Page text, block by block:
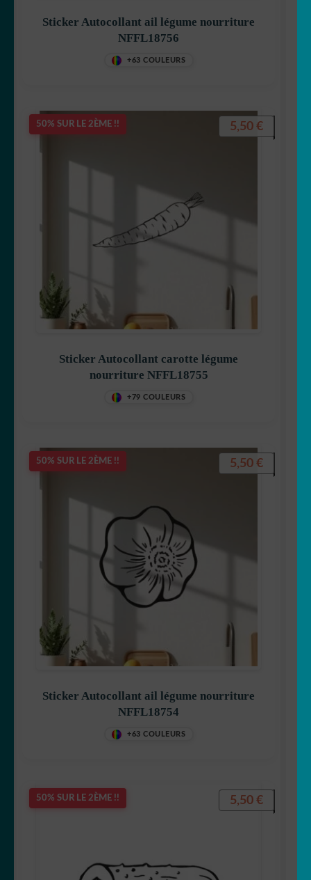
Sticker Autocollant ail légume nourriture
NFFL18756
+63 COULEURS
50% SUR LE 2ÈME !!
Sticker Autocollant carotte légume
nourriture NFFL18755
+79 COULEURS
5,50 €
50% SUR LE 2ÈME !!
Sticker Autocollant ail légume nourriture
NFFL18754
+63 COULEURS
5,50 €
50% SUR LE 2ÈME !! 5,50 €